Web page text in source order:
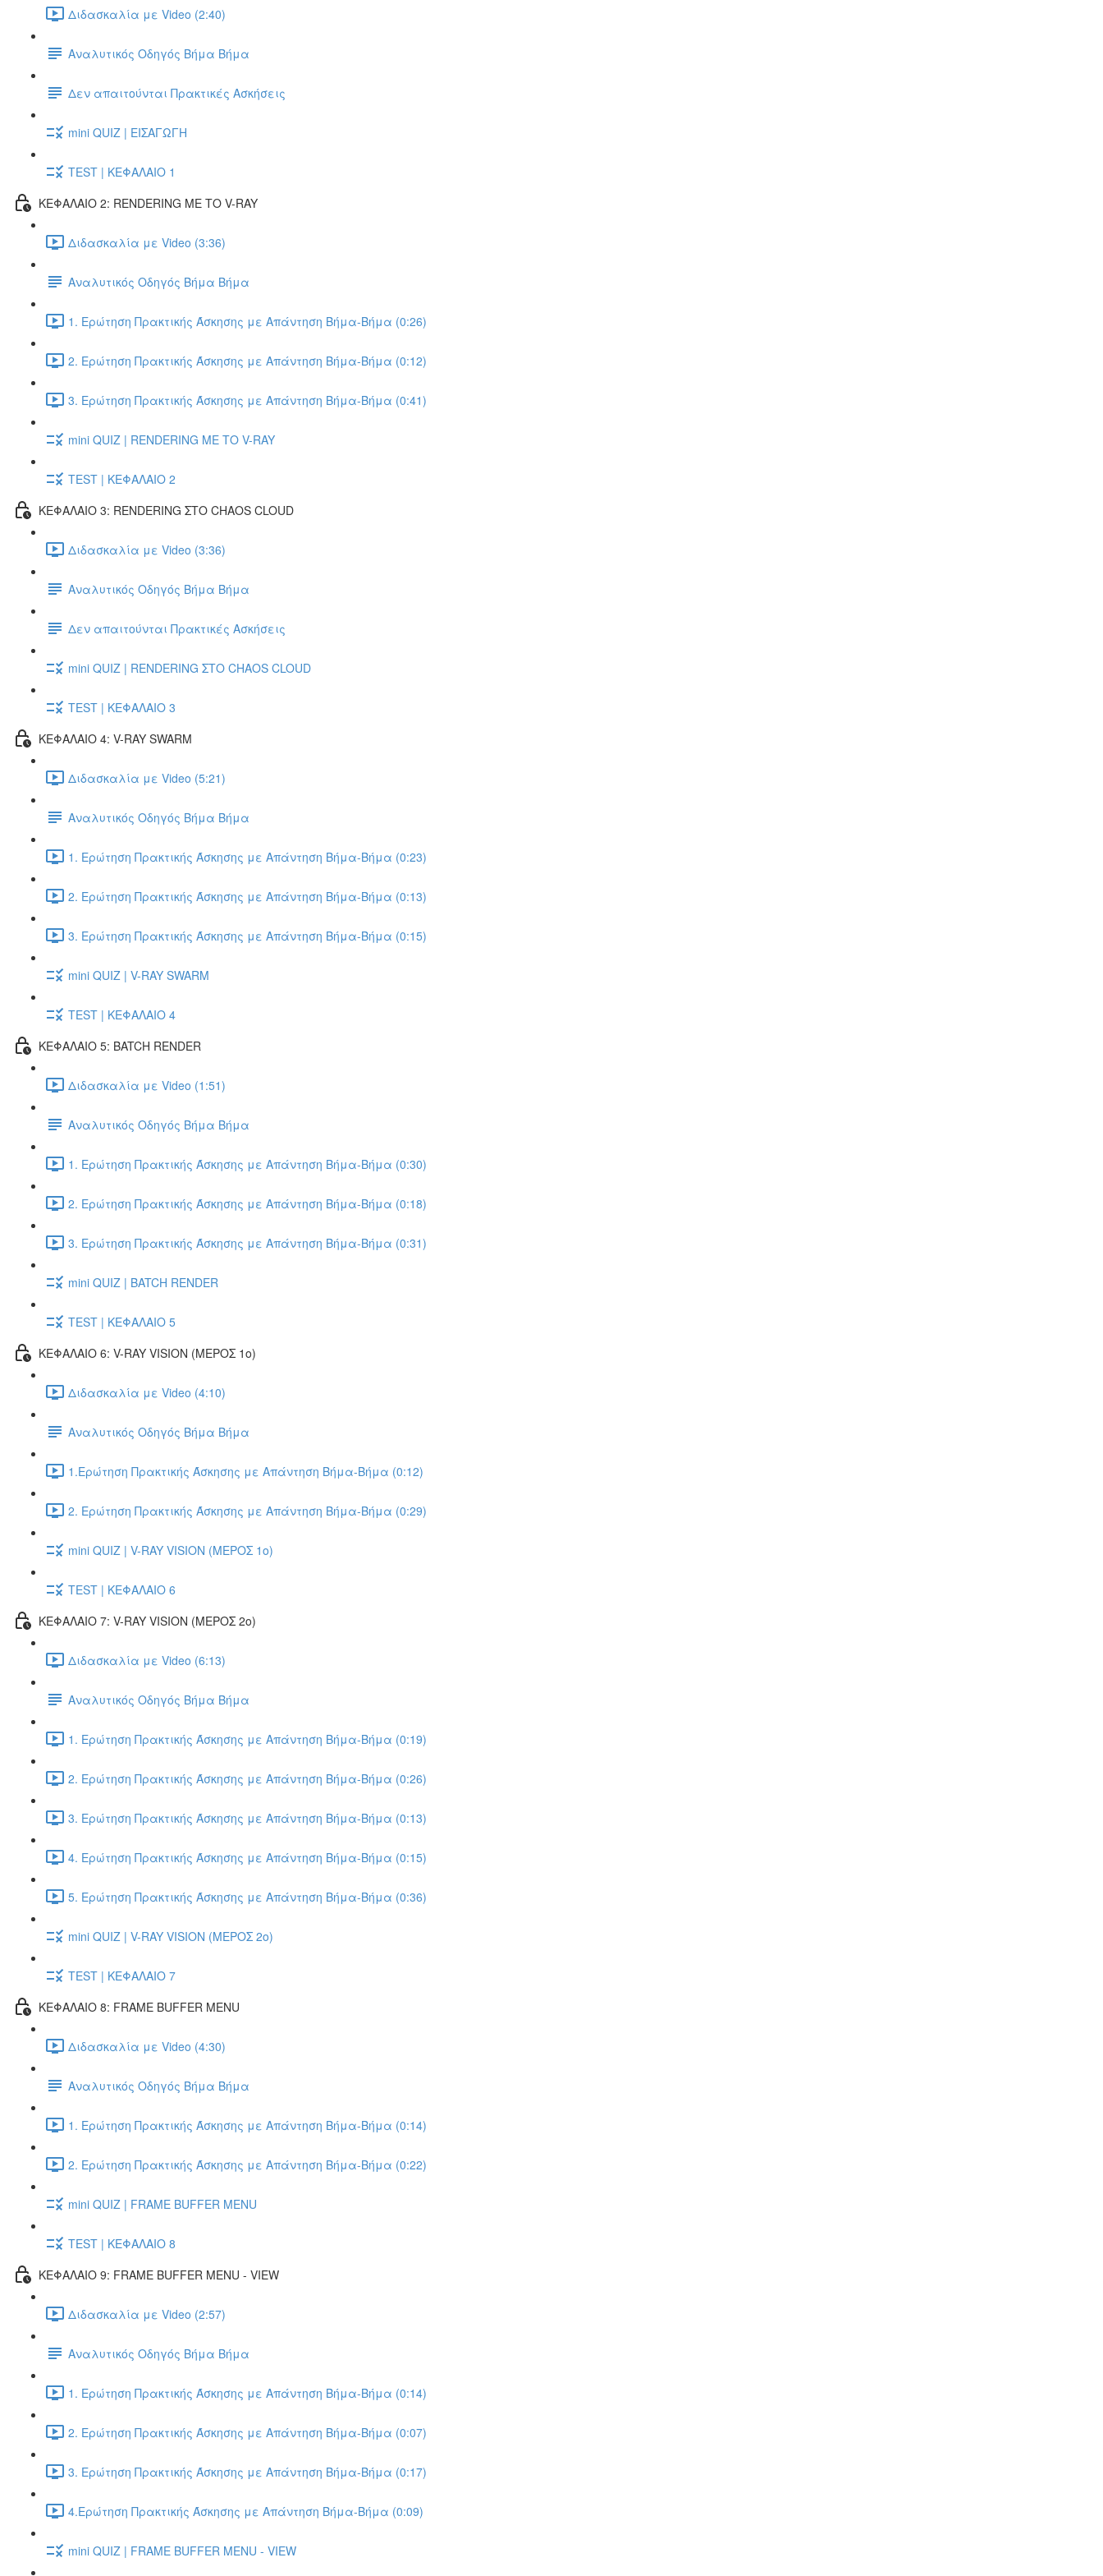
Διδασκαλία με Video (2:40)
Αναλυτικός Οδηγός Βήμα Βήμα
Δεν απαιτούνται Πρακτικές Ασκήσεις
mini QUIZ | ΕΙΣΑΓΩΓΗ
TEST | ΚΕΦΑΛΑΙΟ 1
ΚΕΦΑΛΑΙΟ 2: RENDERING ΜΕ ΤΟ V-RAY
Διδασκαλία με Video (3:36)
Αναλυτικός Οδηγός Βήμα Βήμα
1. Ερώτηση Πρακτικής Άσκησης με Απάντηση Βήμα-Βήμα (0:26)
2. Ερώτηση Πρακτικής Άσκησης με Απάντηση Βήμα-Βήμα (0:12)
3. Ερώτηση Πρακτικής Άσκησης με Απάντηση Βήμα-Βήμα (0:41)
mini QUIZ | RENDERING ΜΕ ΤΟ V-RAY
TEST | ΚΕΦΑΛΑΙΟ 2
ΚΕΦΑΛΑΙΟ 3: RENDERING ΣΤΟ CHAOS CLOUD
Διδασκαλία με Video (3:36)
Αναλυτικός Οδηγός Βήμα Βήμα
Δεν απαιτούνται Πρακτικές Ασκήσεις
mini QUIZ | RENDERING ΣΤΟ CHAOS CLOUD
TEST | ΚΕΦΑΛΑΙΟ 3
ΚΕΦΑΛΑΙΟ 4: V-RAY SWARM
Διδασκαλία με Video (5:21)
Αναλυτικός Οδηγός Βήμα Βήμα
1. Ερώτηση Πρακτικής Άσκησης με Απάντηση Βήμα-Βήμα (0:23)
2. Ερώτηση Πρακτικής Άσκησης με Απάντηση Βήμα-Βήμα (0:13)
3. Ερώτηση Πρακτικής Άσκησης με Απάντηση Βήμα-Βήμα (0:15)
mini QUIZ | V-RAY SWARM
TEST | ΚΕΦΑΛΑΙΟ 4
ΚΕΦΑΛΑΙΟ 5: BATCH RENDER
Διδασκαλία με Video (1:51)
Αναλυτικός Οδηγός Βήμα Βήμα
1. Ερώτηση Πρακτικής Άσκησης με Απάντηση Βήμα-Βήμα (0:30)
2. Ερώτηση Πρακτικής Άσκησης με Απάντηση Βήμα-Βήμα (0:18)
3. Ερώτηση Πρακτικής Άσκησης με Απάντηση Βήμα-Βήμα (0:31)
mini QUIZ | BATCH RENDER
TEST | ΚΕΦΑΛΑΙΟ 5
ΚΕΦΑΛΑΙΟ 6: V-RAY VISION (ΜΕΡΟΣ 1ο)
Διδασκαλία με Video (4:10)
Αναλυτικός Οδηγός Βήμα Βήμα
1.Ερώτηση Πρακτικής Άσκησης με Απάντηση Βήμα-Βήμα (0:12)
2. Ερώτηση Πρακτικής Άσκησης με Απάντηση Βήμα-Βήμα (0:29)
mini QUIZ | V-RAY VISION (ΜΕΡΟΣ 1ο)
TEST | ΚΕΦΑΛΑΙΟ 6
ΚΕΦΑΛΑΙΟ 7: V-RAY VISION (ΜΕΡΟΣ 2ο)
Διδασκαλία με Video (6:13)
Αναλυτικός Οδηγός Βήμα Βήμα
1. Ερώτηση Πρακτικής Άσκησης με Απάντηση Βήμα-Βήμα (0:19)
2. Ερώτηση Πρακτικής Άσκησης με Απάντηση Βήμα-Βήμα (0:26)
3. Ερώτηση Πρακτικής Άσκησης με Απάντηση Βήμα-Βήμα (0:13)
4. Ερώτηση Πρακτικής Άσκησης με Απάντηση Βήμα-Βήμα (0:15)
5. Ερώτηση Πρακτικής Άσκησης με Απάντηση Βήμα-Βήμα (0:36)
mini QUIZ | V-RAY VISION (ΜΕΡΟΣ 2ο)
TEST | ΚΕΦΑΛΑΙΟ 7
ΚΕΦΑΛΑΙΟ 8: FRAME BUFFER MENU
Διδασκαλία με Video (4:30)
Αναλυτικός Οδηγός Βήμα Βήμα
1. Ερώτηση Πρακτικής Άσκησης με Απάντηση Βήμα-Βήμα (0:14)
2. Ερώτηση Πρακτικής Άσκησης με Απάντηση Βήμα-Βήμα (0:22)
mini QUIZ | FRAME BUFFER MENU
TEST | ΚΕΦΑΛΑΙΟ 8
ΚΕΦΑΛΑΙΟ 9: FRAME BUFFER MENU - VIEW
Διδασκαλία με Video (2:57)
Αναλυτικός Οδηγός Βήμα Βήμα
1. Ερώτηση Πρακτικής Άσκησης με Απάντηση Βήμα-Βήμα (0:14)
2. Ερώτηση Πρακτικής Άσκησης με Απάντηση Βήμα-Βήμα (0:07)
3. Ερώτηση Πρακτικής Άσκησης με Απάντηση Βήμα-Βήμα (0:17)
4.Ερώτηση Πρακτικής Άσκησης με Απάντηση Βήμα-Βήμα (0:09)
mini QUIZ | FRAME BUFFER MENU - VIEW